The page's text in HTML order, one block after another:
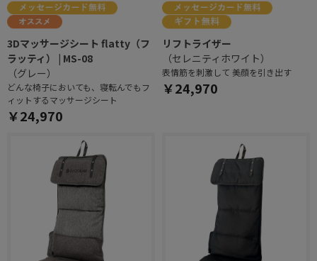
3Dマッサージシート flatty（フ
ラッティ） | MS-08
（グレー）
どんな椅子においても、寝転んでもフ
ィットするマッサージシート
￥24,970
リフトライザー
（セレニティホワイト）
表情筋を刺激して 美顔を引き出す
￥24,970